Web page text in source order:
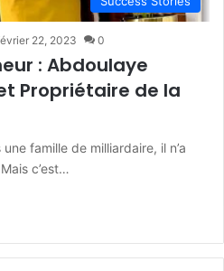
22, 2023 0
: Abdoulaye
Propriétaire de la
famille de milliardaire, il n’a
c’est…